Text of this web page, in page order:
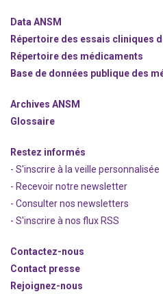
Data ANSM
Répertoire des essais cliniques
Répertoire des médicaments
Base de données publique des
Archives ANSM
Glossaire
Restez informés
- S'inscrire à la veille personnalisée
- Recevoir notre newsletter
- Consulter nos newsletters
- S'inscrire à nos flux RSS
Contactez-nous
Contact presse
Rejoignez-nous